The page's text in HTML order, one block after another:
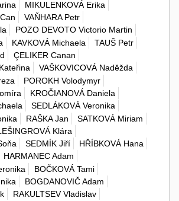
MIKULENKOVÁ Erika
VAŇHARA Petr
POZO DEVOTO Victorio Martin
KAVKOVÁ Michaela
TAUŠ Petr
ÇELIKER Canan
VAŠKOVICOVÁ Naděžda
POROKH Volodymyr
KROČIANOVÁ Daniela
SEDLÁKOVÁ Veronika
RAŠKA Jan
SATKOVÁ Miriam
Klára
SEDMÍK Jiří
HŘÍBKOVÁ Hana
HARMANEC Adam
BOČKOVÁ Tami
BOGDANOVIČ Adam
RAKULTSEV Vladislav